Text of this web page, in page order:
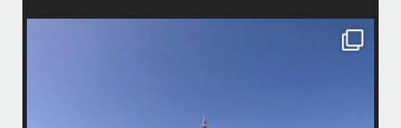
パーフェクトな海でバナナボートに船上BBQ、シュノーケリングとお楽